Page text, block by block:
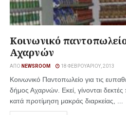
Κοινωνικό
Αχαρνών
ΑΠΌ NEWSROOM 18 ΦΕΒΡΟΥΑΡΊΟΥ, 2013
Κοινωνικό Παντοπωλείο για τις
δήμος Αχαρνών. Εκεί, γίνονται
κατά προτίμηση μακράς διαρκείας, ...